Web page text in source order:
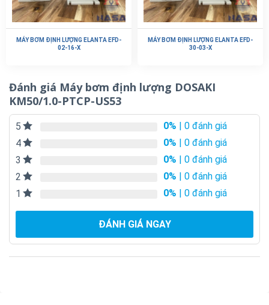
MÁY BƠM ĐỊNH LƯỢNG ELANTA EFD-
02-16-X
MÁY BƠM ĐỊNH LƯỢNG ELANTA EFD-
30-03-X
Đánh giá Máy bơm định lượng DOSAKI
KM50/1.0-PTCP-US53
5 0% | 0 đánh giá
4
0% | 0 đánh giá
3
0% | 0 đánh giá
2
0% | 0 đánh giá
1
0% | 0 đánh giá
ĐÁNH GIÁ NGAY